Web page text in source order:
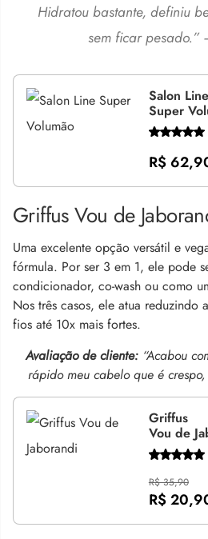
Hidratou bastante, definiu
sem ficar pesado.”
Salon Line
Super
R$
Griffus Vou de
Uma excelente opção versátil e
fórmula. Por ser 3 em 1, ele pode
condicionador, co-wash ou como
Nos três casos, ele atua reduzindo
fios até 10x mais fortes.
Avaliação de cliente: “Acabou
rápido meu cabelo que é
Griffus
Vou de
R$ 35,90
R$